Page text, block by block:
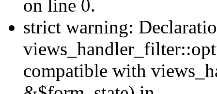
on line 0.
strict warning:
compatible with